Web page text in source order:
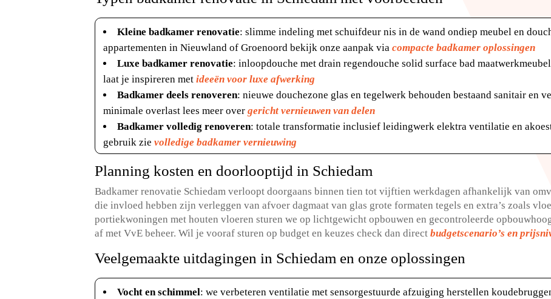
Kleine badkamer renovatie: slimme indeling met schuifdeur nis in de wand ondiep meubel en
appartementen in Nieuwland of Groenoord bekijk onze aanpak viacompacte badkamer oplossingen
Luxe badkamer renovatie: inloopdouche met drain regendouche solid surface bad
laat je inspireren metideeën voor luxe afwerking
Badkamer deels renoveren: nieuwe douchezone glas en tegelwerk behouden bestaand sanitair en
minimale overlast lees meer overgericht vernieuwen van delen
Badkamer volledig renoveren: totale transformatie inclusief leidingwerk elektra ventilatie en
gebruik zievolledige badkamer vernieuwing
Planning kosten en doorlooptijd in Schiedam
Badkamer renovatie Schiedam verloopt doorgaans binnen tien tot vijftien werkdagen afhankelijk van
die invloed hebben zijn verleggen van afvoer dagmaat van glas grote formaten tegels en extra’s zoals
portiekwoningen met houten vloeren sturen we op lichtgewicht opbouwen en gecontroleerde
af met VvE beheer.​ Wil je vooraf sturen op budget en keuzes check dan directbudgetscenario’s en
Veelgemaakte uitdagingen in Schiedam en onze oplossingen
Vocht en schimmel: we verbeteren ventilatie met sensorgestuurde afzuiging herstellen